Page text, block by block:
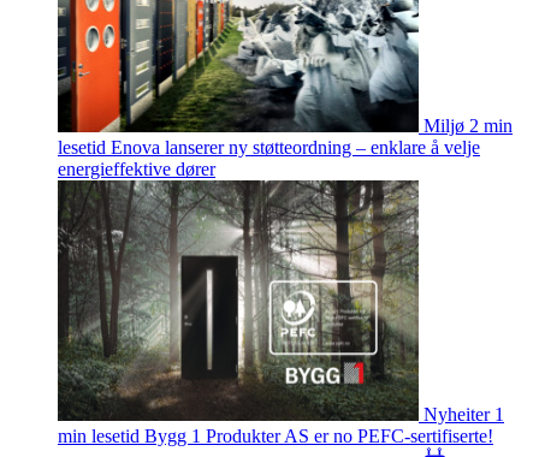
Miljø 2 min
lesetid Enova lanserer ny støtteordning – enklare å velje
energieffektive dører
Nyheiter 1
min lesetid Bygg 1 Produkter AS er no PEFC-sertifiserte!